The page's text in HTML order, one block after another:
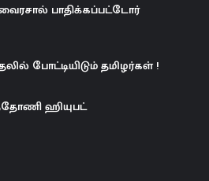
பாதிக்கப்பட்டோர்
போட்டியிடும் தமிழர்கள் !
ஹியுபட்